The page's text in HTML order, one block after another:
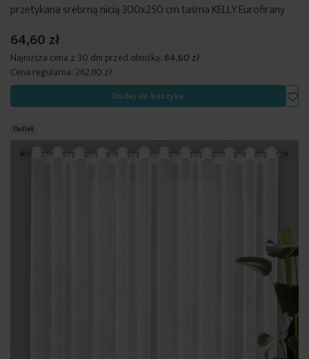
przetykana srebrną nicią 300x250 cm taśma KELLY Eurofirany
64,60 zł
Najniższa cena z 30 dni przed obniżką: 64,60 zł
Cena regularna: 262,80 zł
Dodaj do koszyka
Outlet